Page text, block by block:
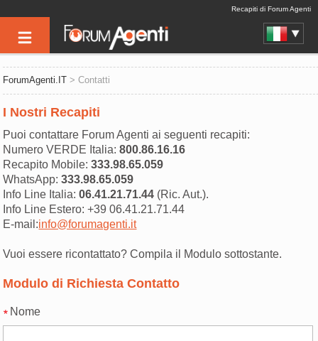
Recapiti di Forum Agenti
ForumAgenti.IT > Contatti
I Nostri Recapiti
Puoi contattare Forum Agenti ai seguenti recapiti:
Numero VERDE Italia:800.86.16.16
Recapito Mobile:333.98.65.059
WhatsApp:333.98.65.059
Info Line Italia:06.41.21.71.44 (Ric. Aut.).
Info Line Estero: +39 06.41.21.71.44
E-mail:info@forumagenti.it
Vuoi essere ricontattato? Compila il Modulo sottostante.
Modulo di Richiesta Contatto
Nome